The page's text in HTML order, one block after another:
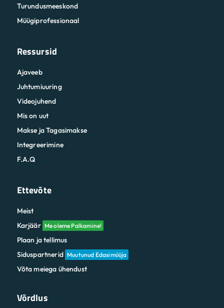
Turundusmeeskond
Müügiprofessionaal
Ressursid
Ajaveeb
Juhtumiuuring
Videojuhend
Mis on uut
Makse ja Tagasimakse
Integreerimine
F.A.Q
Ettevõte
Meist
Karjäär Me oleme Palkamine!
Plaan ja tellimus
Siduspartnerid Muutunud Edasimüüja
Võta meiega ühendust
Võrdlus